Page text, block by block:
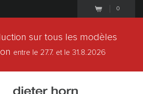
0
sur tous les modèles
entre le 27.7. et le 31.8.2026